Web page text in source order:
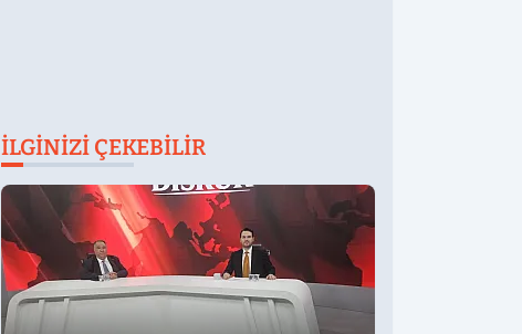
İLGINIZI ÇEKEBILIR